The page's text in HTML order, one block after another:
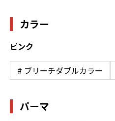
カラー
ピンク
# ブリーチダブルカラー
パーマ